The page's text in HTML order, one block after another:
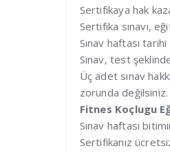
Sertifikaya hak
Sertifika sınavı,
Sınav haftası
Sınav, test
Üç adet sınav
zorunda değilsiniz.
Fitnes Koçlugu
Sınav haftası
Sertifikanız